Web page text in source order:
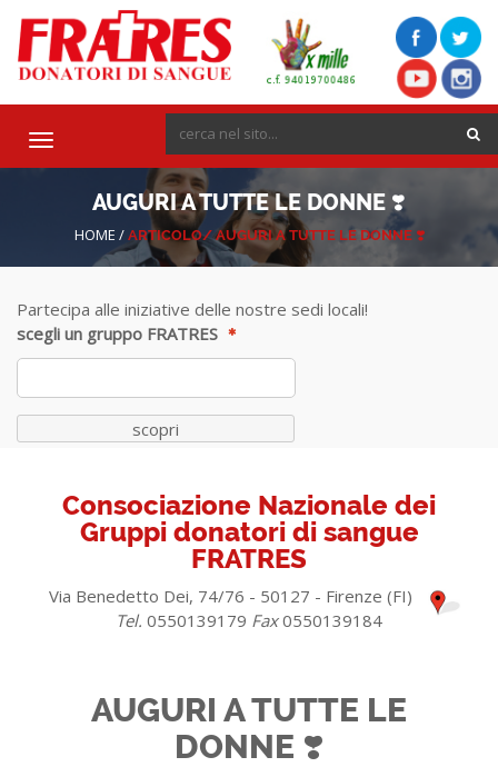
Toggle
AUGURI A TUTTE LE DONNE ❣️
HOME / ARTICOLO/ AUGURI A TUTTE LE DONNE ❣️
Partecipa alle iniziative delle nostre sedi locali!
scegli un gruppo FRATRES
scopri
Consociazione Nazionale dei
Gruppi donatori di sangue
FRATRES
Via Benedetto Dei, 74/76 - 50127 - Firenze (FI)
Tel. 0550139179 Fax0550139184
AUGURI A TUTTE LE
DONNE ❣️